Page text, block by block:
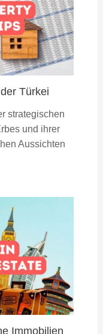
Türkei
strategischen
und ihrer
Aussichten
Immobilien